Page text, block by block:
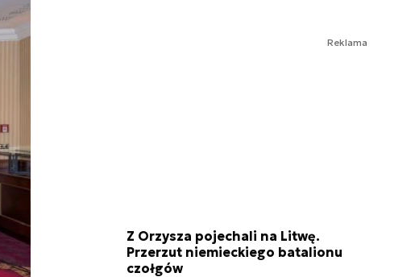
Reklama
Z Orzysza pojechali na Litwę.
Przerzut niemieckiego batalionu
czołgów